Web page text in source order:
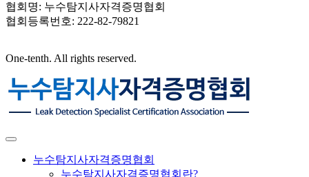
협회명: 누수탐지사자격증명협회
협회등록번호: 222-82-79821
One-tenth. All rights reserved.
누수탐지사자격증명협회
누수탐지사자격증명협회란?